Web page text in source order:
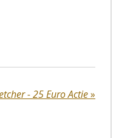
- 25 Euro Actie»